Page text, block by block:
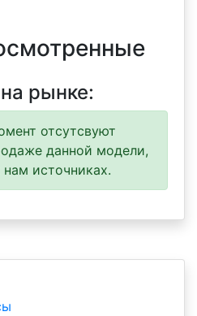
рынке:
отсутсвуют
данной модели,
источниках.